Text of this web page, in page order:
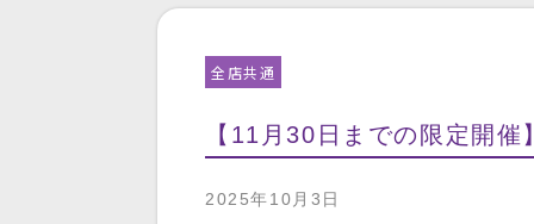
全店共通
【11月30日までの限定開
2025年10月3日